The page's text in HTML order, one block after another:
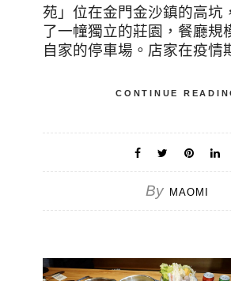
苑」位在金門金沙鎮的高坑
了一幢獨立的莊園，餐廳規
自家的停車場。店家在疫
CONTINUE
By MAOMI